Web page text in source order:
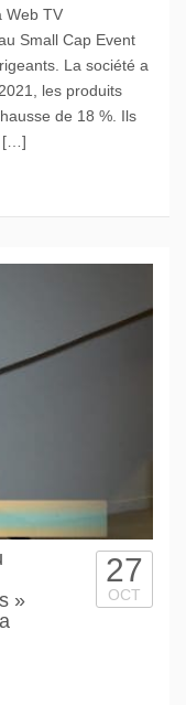
Web TV
Small Cap Event
La société a
les produits
de 18 %. Ils
[…]
»
27
OCT